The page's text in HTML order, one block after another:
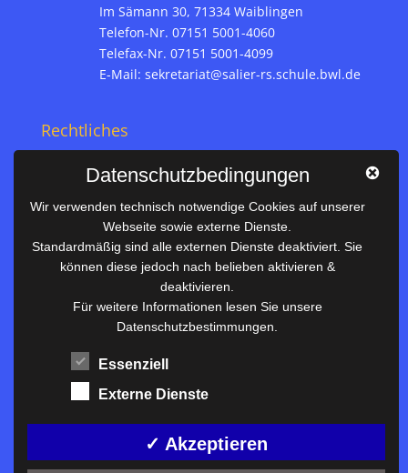
Im Sämann 30, 71334 Waiblingen
Telefon-Nr. 07151 5001-4060
Telefax-Nr. 07151 5001-4099
E-Mail: sekretariat@salier-rs.schule.bwl.de
Rechtliches
Datenschutz
Nützliches
Vertretungsplan
Unterrichtszeiten
Downloadbereich
Terminkalender
Termine AKTUELL
Anfahrt/Kontakt
Datenschutzbedingungen
Wir verwenden technisch notwendige Cookies auf unserer
Webseite sowie externe Dienste.
Standardmäßig sind alle externen Dienste deaktiviert. Sie
können diese jedoch nach belieben aktivieren &
deaktivieren.
Für weitere Informationen lesen Sie unsere
Datenschutzbestimmungen.
Essenziell
Externe Dienste
✓ Akzeptieren